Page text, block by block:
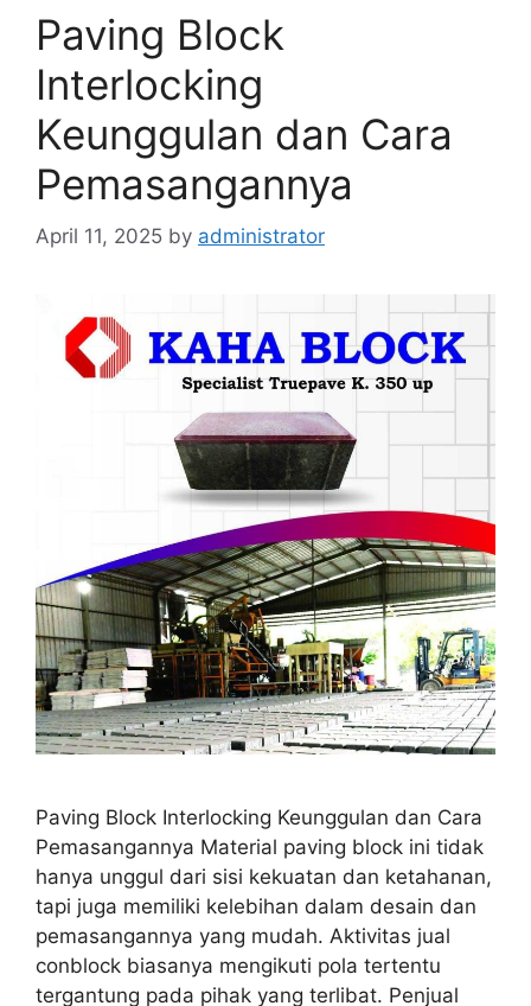
Paving Block
Interlocking
Keunggulan dan Cara
Pemasangannya
April 11, 2025 by administrator
Paving Block Interlocking Keunggulan dan Cara
Pemasangannya Material paving block ini tidak
hanya unggul dari sisi kekuatan dan ketahanan,
tapi juga memiliki kelebihan dalam desain dan
pemasangannya yang mudah. Aktivitas jual
conblock biasanya mengikuti pola tertentu
tergantung pada pihak yang terlibat. Penjual